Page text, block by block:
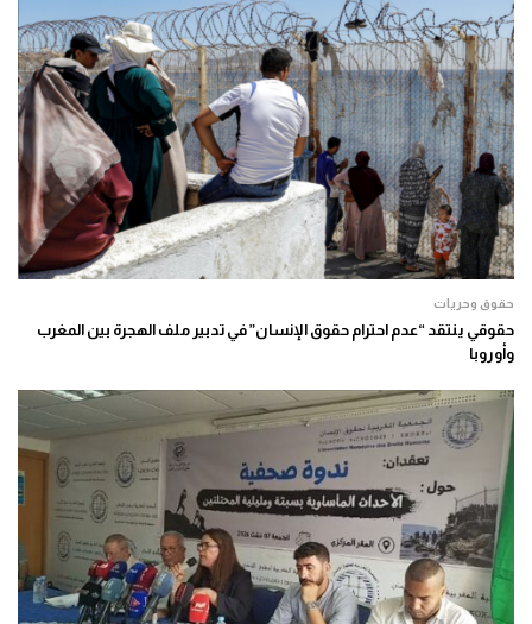
حقوق وحريات
حقوقي ينتقد “عدم احترام حقوق الإنسان” في تدبير ملف الهجرة بين المغرب
وأوروبا